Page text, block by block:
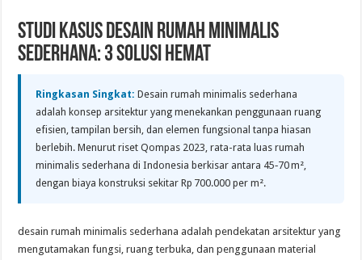
Studi Kasus Desain Rumah Minimalis
Sederhana: 3 Solusi Hemat
Ringkasan Singkat: Desain rumah minimalis sederhana
adalah konsep arsitektur yang menekankan penggunaan ruang
efisien, tampilan bersih, dan elemen fungsional tanpa hiasan
berlebih. Menurut riset Qompas 2023, rata-rata luas rumah
minimalis sederhana di Indonesia berkisar antara 45‑70 m²,
dengan biaya konstruksi sekitar Rp 700.000 per m².
desain rumah minimalis sederhana adalah pendekatan arsitektur yang
mengutamakan fungsi, ruang terbuka, dan penggunaan material